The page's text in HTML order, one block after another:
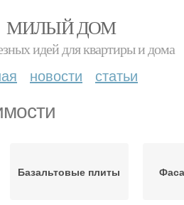
МИЛЫЙ ДОМ
идей для квартиры и дома
новости статьи
Базальтовые плиты